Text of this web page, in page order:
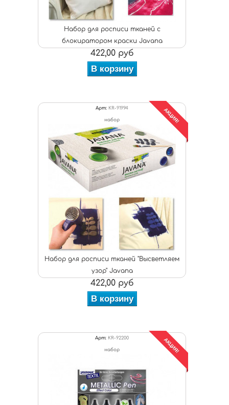
Набор для росписи тканей с
блокиратором краски Javana
422,00 руб
В корзину
Арт: KR-91994
набор
Набор для росписи тканей "Высветляем
узор" Javana
АКЦИЯ!
422,00 руб
В корзину
Арт: KR-92200
набор АКЦИЯ!